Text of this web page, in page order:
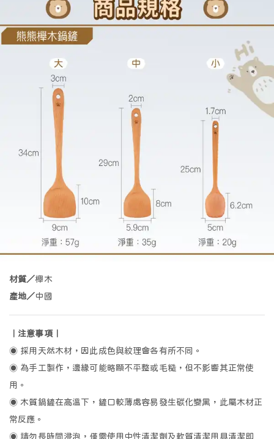
白/米 黃/棕 其它
🍳
鍋類 刀類 鏟/勺/夾 分儲/保鮮
🥣
備料小助手
🧼
清潔小幫手
材質／櫸木
產地／中國
｜注意事項｜
◉ 採用天然木材，因此成色與紋理會各有所不同。
◉ 為手工製作，邊緣可能略顯不平整或毛糙，但不影響其正常使
用。
◉ 木質鍋鏟在高溫下，鏟口較薄處容易發生碳化變黑，此屬木材正
常反應。
◉ 請勿長時間浸泡，僅需使用中性清潔劑及軟質清潔用具清潔即